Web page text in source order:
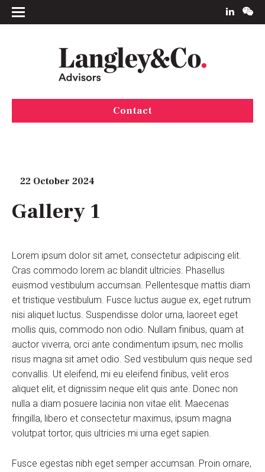
Contact
22 October 2024
Gallery 1
Lorem ipsum dolor sit amet, consectetur adipiscing elit.
Cras commodo lorem ac blandit ultricies. Phasellus
euismod vestibulum accumsan. Pellentesque mattis diam
et tristique vestibulum. Fusce luctus augue ex, eget rutrum
nisi aliquet luctus. Suspendisse dolor urna, laoreet eget
mollis quis, commodo non odio. Nullam finibus, quam at
auctor viverra, orci ante condimentum ipsum, nec mollis
risus magna sit amet odio. Sed vestibulum quis neque sed
convallis. Ut eleifend, mi eu eleifend finibus, velit eros
aliquet elit, et dignissim neque elit quis ante. Donec non
nulla a diam posuere lacinia non vitae elit. Maecenas
fringilla, libero et consectetur maximus, ipsum magna
volutpat tortor, quis ultricies mi urna eget sapien.
Fusce egestas nibh eget semper accumsan. Proin ornare,